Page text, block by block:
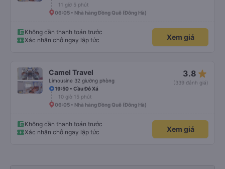
11 giờ 5 phút
06:05 • Nhà hàng Đồng Quê (Đông Hà)
Không cần thanh toán trước
Xác nhận chỗ ngay lập tức
Xem giá
Camel Travel
Limousine 32 giường phòng
3.8 star_rate
(339 đánh giá)
19:50 • Cầu Đỗ Xá
10 giờ 15 phút
06:05 • Nhà hàng Đồng Quê (Đông Hà)
Không cần thanh toán trước
Xác nhận chỗ ngay lập tức
Xem giá